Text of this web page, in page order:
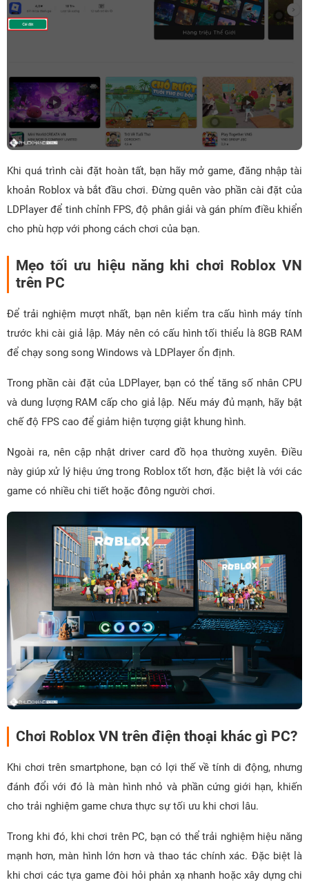
Khi quá trình cài đặt hoàn tất, bạn hãy mở game, đăng nhập tài
khoản Roblox và bắt đầu chơi. Đừng quên vào phần cài đặt của
LDPlayer để tinh chỉnh FPS, độ phân giải và gán phím điều khiển
cho phù hợp với phong cách chơi của bạn.
Mẹo tối ưu hiệu năng khi chơi Roblox VN
trên PC
Để trải nghiệm mượt nhất, bạn nên kiểm tra cấu hình máy tính
trước khi cài giả lập. Máy nên có cấu hình tối thiểu là 8GB RAM
để chạy song song Windows và LDPlayer ổn định.
Trong phần cài đặt của LDPlayer, bạn có thể tăng số nhân CPU
và dung lượng RAM cấp cho giả lập. Nếu máy đủ mạnh, hãy bật
chế độ FPS cao để giảm hiện tượng giật khung hình.
Ngoài ra, nên cập nhật driver card đồ họa thường xuyên. Điều
này giúp xử lý hiệu ứng trong Roblox tốt hơn, đặc biệt là với các
game có nhiều chi tiết hoặc đông người chơi.
Chơi Roblox VN trên điện thoại khác gì PC?
Khi chơi trên smartphone, bạn có lợi thế về tính di động, nhưng
đánh đổi với đó là màn hình nhỏ và phần cứng giới hạn, khiến
cho trải nghiệm game chưa thực sự tối ưu khi chơi lâu.
Trong khi đó, khi chơi trên PC, bạn có thể trải nghiệm hiệu năng
mạnh hơn, màn hình lớn hơn và thao tác chính xác. Đặc biệt là
khi chơi các tựa game đòi hỏi phản xạ nhanh hoặc xây dựng chi